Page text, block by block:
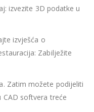
izvezite 3D podatke u
izvješća o
Zabilježite
Zatim možete podijeliti
softvera treće